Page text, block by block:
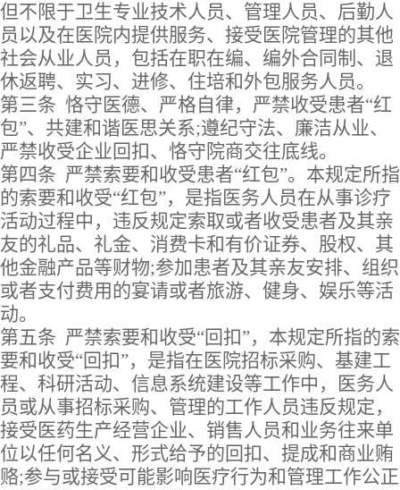
但不限于卫生专业技术人员、管理人员、后勤人
员以及在医院内提供服务、 接受医院管理的其他
社会从业人员，包括在职在编、编外合同制、退
休返聘、实习、进修、住培和外包服务人员。
第三条 恪守医德、严格自律， 严禁收受患者“红
包”、共建和谐医思关系;遵纪守法、廉洁从业、
严禁收受企业回扣、恪守院商交往底线。
第四条 严禁索要和收受患者“红包”。本规定所指
的索要和收受“红包”，是指医务人员在从事诊疗
活动过程中，违反规定索取或者收受患者及其亲
友的礼品、礼金、消费卡和有价证券、股权、其
他金融产品等财物;参加患者及其亲友安排、组织
或者支付费用的宴请或者旅游、健身、娱乐等活
动。
第五条 严禁索要和收受“回扣”，本规定所指的索
要和收受“回扣”，是指在医院招标采购、基建工
程、科研活动、信息系统建设等工作中，医务人
员或从事招标采购、管理的工作人员违反规定，
接受医药生产经营企业、销售人员和业务往来单
位以任何名义、形式给予的回扣、提成和商业贿
赂;参与或接受可能影响医疗行为和管理工作公正